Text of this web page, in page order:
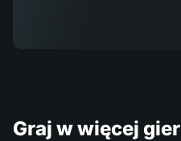
Graj w więcej gier